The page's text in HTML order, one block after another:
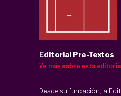
Editorial Pre-Textos
Ve más sobre esta
Desde su fundación, la